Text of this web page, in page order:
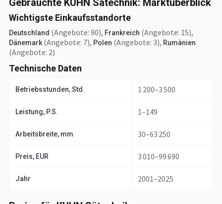
Gebrauchte KUHN Sätechnik: Marktüberblick
Wichtigste Einkaufsstandorte
Deutschland (Angebote: 90), Frankreich (Angebote: 15),
Dänemark (Angebote: 7), Polen (Angebote: 3), Rumänien
(Angebote: 2)
Technische Daten
Betriebsstunden, Std. 1 200–3 500
Leistung, P.S. 1–149
Arbeitsbreite, mm 30–63 250
Preis, EUR 3 010–99 690
Jahr 2001–2025